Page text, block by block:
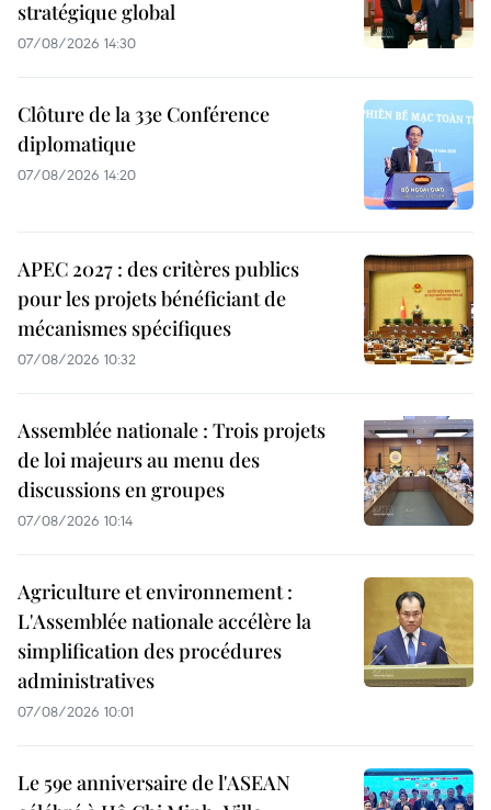
stratégique global
07/08/2026 14:30
Clôture de la 33e Conférence
diplomatique
07/08/2026 14:20
APEC 2027 : des critères publics
pour les projets bénéficiant de
mécanismes spécifiques
07/08/2026 10:32
Assemblée nationale : Trois projets
de loi majeurs au menu des
discussions en groupes
07/08/2026 10:14
Agriculture et environnement :
L'Assemblée nationale accélère la
simplification des procédures
administratives
07/08/2026 10:01
Le 59e anniversaire de l'ASEAN